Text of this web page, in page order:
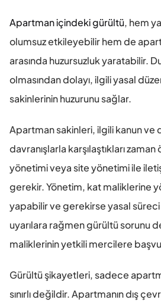
Apartman içindeki gürültü, hem
olumsuz etkileyebilir hem de
arasında huzursuzluk yaratabilir.
olmasından dolayı, ilgili yasal
sakinlerinin huzurunu sağlar.
Apartman sakinleri, ilgili kanun ve
davranışlarla karşılaştıkları
yönetimi veya site yönetimi ile
gerekir. Yönetim, kat maliklerine
yapabilir ve gerekirse yasal
uyarılara rağmen gürültü sorunu
maliklerinin yetkili mercilere
Gürültü şikayetleri, sadece
sınırlı değildir. Apartmanın dış